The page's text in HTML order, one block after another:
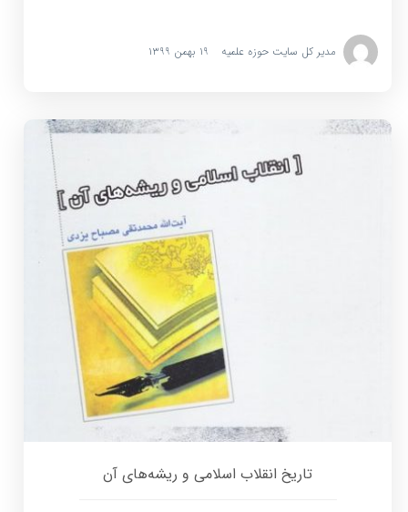
مدیر کل سایت حوزه علمیه
تاریخ انقلاب اسلامی و ریشه‌های آن